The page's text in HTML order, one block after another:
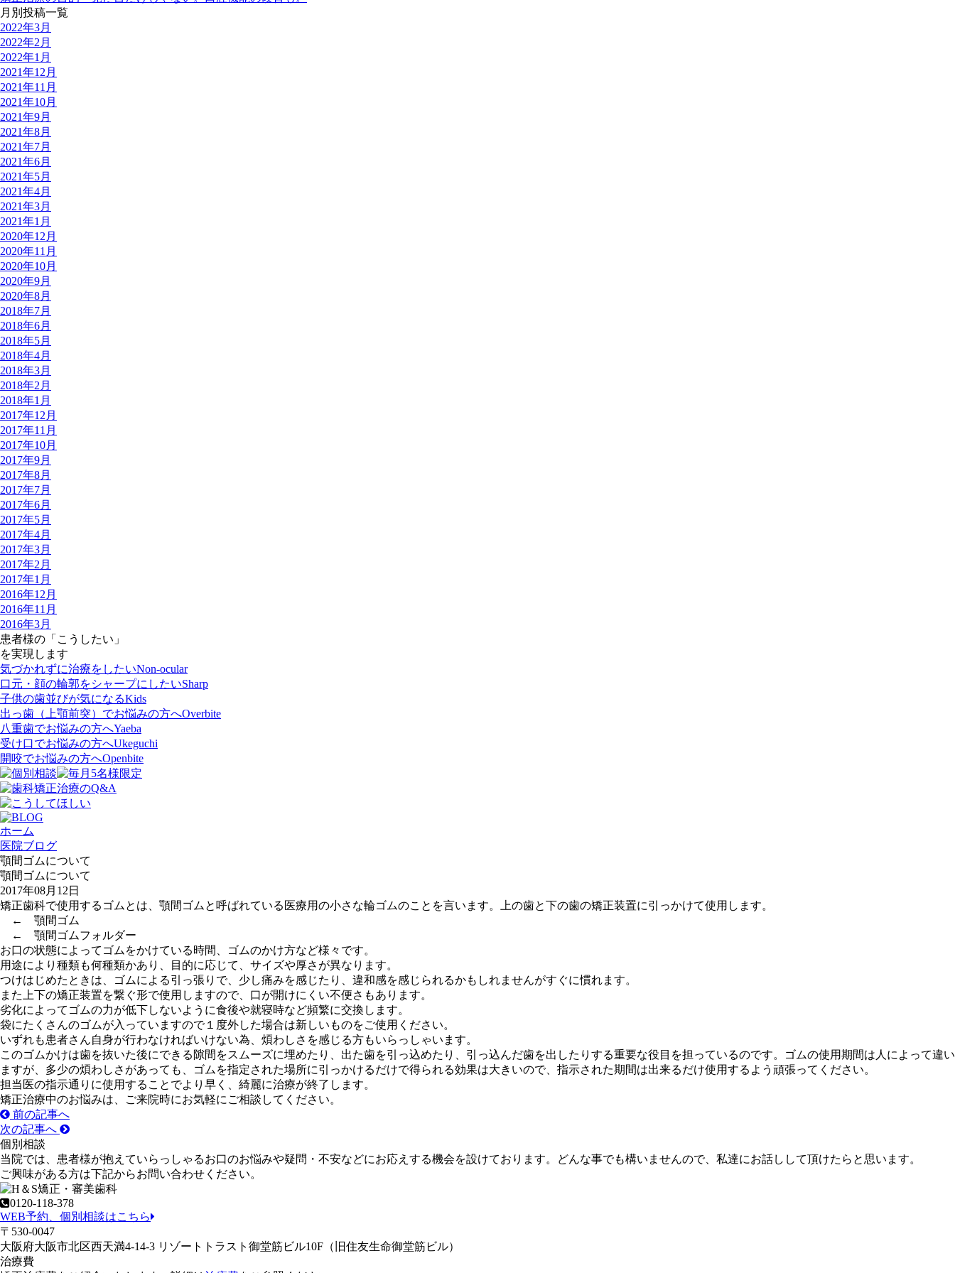
月別投稿一覧
2022年3月
2022年2月
2022年1月
2021年12月
2021年11月
2021年10月
2021年9月
2021年8月
2021年7月
2021年6月
2021年5月
2021年4月
2021年3月
2021年1月
2020年12月
2020年11月
2020年10月
2020年9月
2020年8月
2018年7月
2018年6月
2018年5月
2018年4月
2018年3月
2018年2月
2018年1月
2017年12月
2017年11月
2017年10月
2017年9月
2017年8月
2017年7月
2017年6月
2017年5月
2017年4月
2017年3月
2017年2月
2017年1月
2016年12月
2016年11月
2016年3月
患者様の 「こうしたい」
を実現します
気づかれずに治療をしたいNon-ocular
口元・顔の輪郭をシャープにしたいSharp
子供の歯並びが気になるKids
出っ歯（上顎前突）でお悩みの方へOverbite
八重歯でお悩みの方へYaeba
受け口でお悩みの方へUkeguchi
開咬でお悩みの方へOpenbite
ホーム
医院ブログ
顎間ゴムについて
顎間ゴムについて
2017年08月12日
矯正歯科で使用するゴムとは、顎間ゴムと呼ばれている医療用の小さな輪ゴムのことを言います。上の歯と下の歯の矯正装置に引っかけて使用します。
← 顎間ゴム
← 顎間ゴムフォルダー
お口の状態によってゴムをかけている時間、ゴムのかけ方など様々です。
用途により種類も何種類かあり、目的に応じて、サイズや厚さが異なります。
つけはじめたときは、ゴムによる引っ張りで、少し痛みを感じたり、違和感を感じられるかもしれませんがすぐに慣れます。
また上下の矯正装置を繋ぐ形で使用しますので、口が開けにくい不便さもあります。
劣化によってゴムの力が低下しないように食後や就寝時など頻繁に交換します。
袋にたくさんのゴムが入っていますので１度外した場合は新しいものをご使用ください。
いずれも患者さん自身が行わなければいけない為、煩わしさを感じる方もいらっしゃいます。
このゴムかけは歯を抜いた後にできる隙間をスムーズに埋めたり、出た歯を引っ込めたり、引っ込んだ歯を出したりする重要な役目を担っているのです。ゴムの使用期間は人によって違い
ますが、多少の煩わしさがあっても、ゴムを指定された場所に引っかけるだけで得られる効果は大きいので、指示された期間は出来るだけ使用するよう頑張ってください。
担当医の指示通りに使用することでより早く、綺麗に治療が終了します。
矯正治療中のお悩みは、ご来院時にお気軽にご相談してください。
前の記事へ
次の記事へ
個別相談
当院では、患者様が抱えていらっしゃるお口のお悩みや疑問・不安などにお応えする機会を設けております。どんな事でも構いませんので、私達にお話しして頂けたらと思います。
ご興味がある方は下記からお問い合わせください。
0120-118-378
WEB予約、個別相談はこちら
〒530-0047
大阪府大阪市北区西天満4-14-3 リゾートトラスト御堂筋ビル10F（旧住友生命御堂筋ビル）
治療費